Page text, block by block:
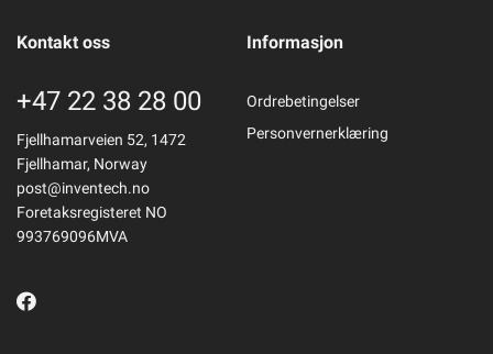
Kontakt oss
+47 22 38 28 00
Fjellhamarveien 52, 1472
Fjellhamar, Norway
post@inventech.no
Foretaksregisteret NO
993769096MVA
Informasjon
Ordrebetingelser
Personvernerklæring